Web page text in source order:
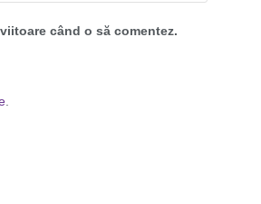
când o să comentez.